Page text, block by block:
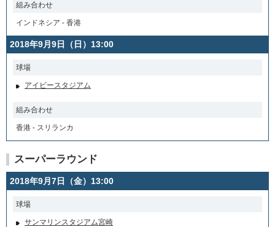
組み合わせ
インドネシア - 香港
2018年9月9日（日）13:00
球場
アイビースタジアム
組み合わせ
香港 - スリランカ
スーパーラウンド
2018年9月7日（金）13:00
球場
サンマリンスタジアム宮崎